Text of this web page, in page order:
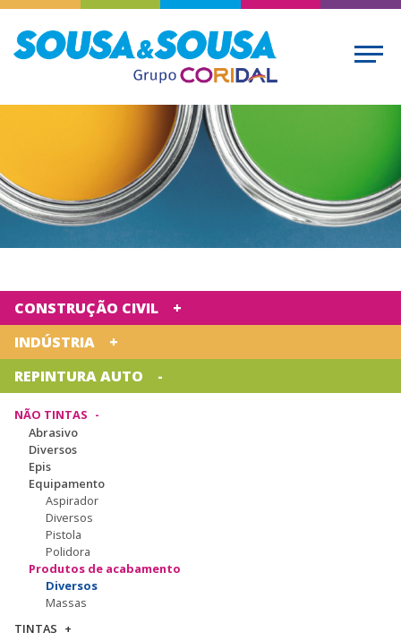
CONSTRUÇÃO CIVIL
INDÚSTRIA
REPINTURA AUTO
NÃO TINTAS
Abrasivo
Diversos
Epis
Equipamento
Aspirador
Diversos
Pistola
Polidora
Produtos de acabamento
Diversos
Massas
TINTAS